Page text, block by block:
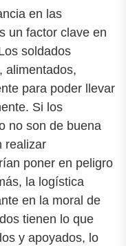
en las
un factor clave en
soldados
alimentados,
para poder llevar
Si los
no son de buena
realizar
poner en peligro
la logística
en la moral de
tienen lo que
y apoyados, lo